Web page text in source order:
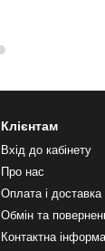
Клієнтам
Вхід до кабінету
Про нас
Оплата і доставка
Обмін та
Контактна